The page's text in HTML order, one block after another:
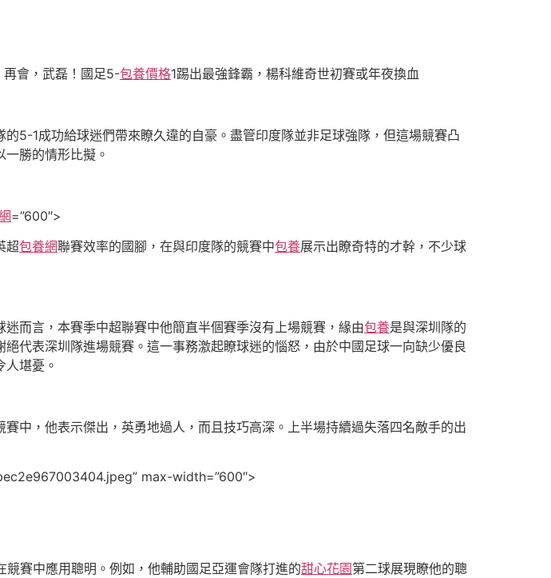
再會，武磊！國足5-包養價格1踢出最強鋒霸，楊科維奇世初賽或年夜換血
的5-1成功給球迷們帶來瞭久違的自豪。盡管印度隊並非足球強隊，但這場競賽凸
勝的情形比擬。
=”600″>
超包養網聯賽效率的國腳，在與印度隊的競賽中包養展示出瞭奇特的才幹，不少球
迷而言，本賽季中超聯賽中他簡直半個賽季沒有上場競賽，緣由包養是與深圳隊的
代表深圳隊進場競賽。這一事務激起瞭球迷的惱怒，由於中國足球一向缺少優良
人堪憂。
中，他表示傑出，英勇地過人，而且技巧高深。上半場持續過失落四名敵手的出
max-width=”600″>
賽中應用聰明。例如，他輔助國足亞運會隊打進的甜心花園第二球展現瞭他的聰